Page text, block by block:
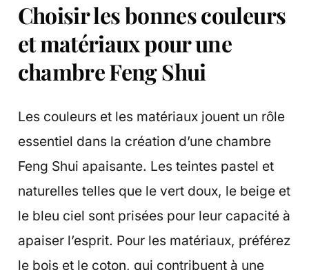
Choisir les bonnes couleurs
et matériaux pour une
chambre Feng Shui
Les couleurs et les matériaux jouent un rôle
essentiel dans la création d’une chambre
Feng Shui apaisante. Les teintes pastel et
naturelles telles que le vert doux, le beige et
le bleu ciel sont prisées pour leur capacité à
apaiser l’esprit. Pour les matériaux, préférez
le bois et le coton, qui contribuent à une